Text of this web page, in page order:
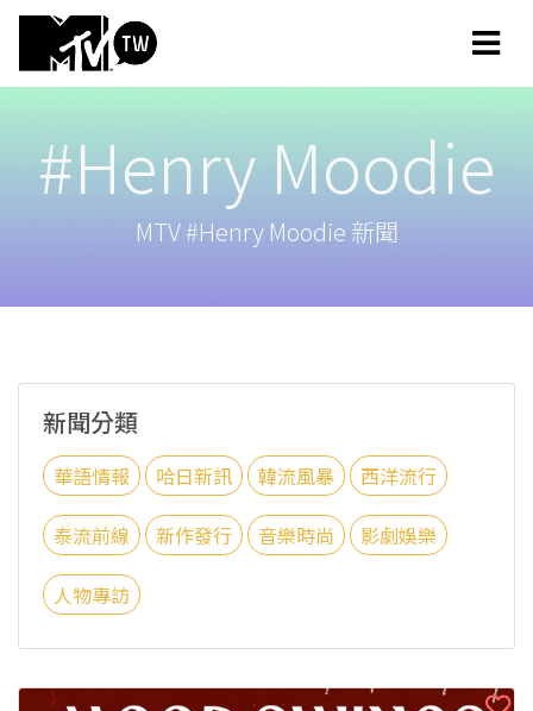
#Henry Moodie
MTV #Henry Moodie 新聞
新聞分類
華語情報 哈日新訊 韓流風暴 西洋流行
泰流前線 新作發行 音樂時尚 影劇娛樂
人物專訪